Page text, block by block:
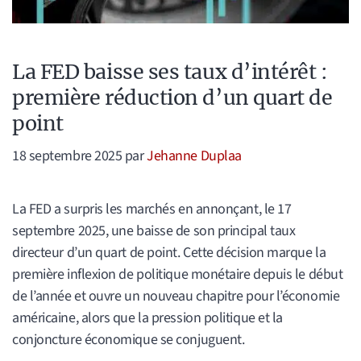
La FED baisse ses taux d’intérêt :
première réduction d’un quart de
point
18 septembre 2025 parJehanne Duplaa
La FED a surpris les marchés en annonçant, le 17
septembre 2025, une baisse de son principal taux
directeur d’un quart de point. Cette décision marque la
première inflexion de politique monétaire depuis le début
de l’année et ouvre un nouveau chapitre pour l’économie
américaine, alors que la pression politique et la
conjoncture économique se conjuguent.